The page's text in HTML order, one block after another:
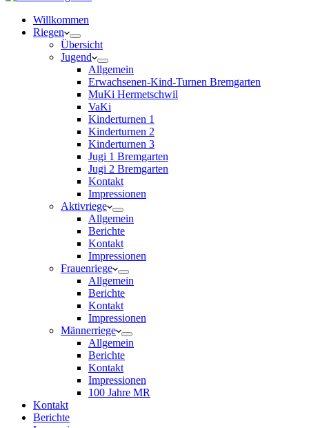
Willkommen
Riegen
Übersicht
Jugend
Allgemein
Erwachsenen-Kind-Turnen Bremgarten
MuKi Hermetschwil
VaKi
Kinderturnen 1
Kinderturnen 2
Kinderturnen 3
Jugi 1 Bremgarten
Jugi 2 Bremgarten
Kontakt
Impressionen
Aktivriege
Allgemein
Berichte
Kontakt
Impressionen
Frauenriege
Allgemein
Berichte
Kontakt
Impressionen
Männerriege
Allgemein
Berichte
Kontakt
Impressionen
100 Jahre MR
Kontakt
Berichte